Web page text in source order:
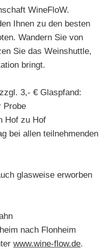
WineFloW.
Ihnen zu den besten
Wandern Sie von
Sie das Weinshuttle,
bringt.
3,- € Glaspfand:
Probe
Hof zu Hof
bei allen teilnehmenden
glasweise erworben
nach Flonheim
www.wine-flow.de.